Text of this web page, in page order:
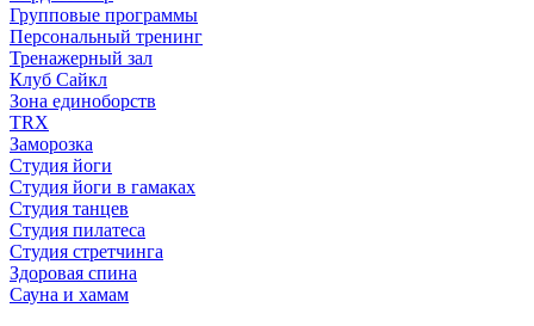
Групповые программы
Персональный тренинг
Тренажерный зал
Клуб Сайкл
Зона единоборств
TRX
Заморозка
Студия йоги
Студия йоги в гамаках
Студия танцев
Студия пилатеса
Студия стретчинга
Здоровая спина
Сауна и хамам